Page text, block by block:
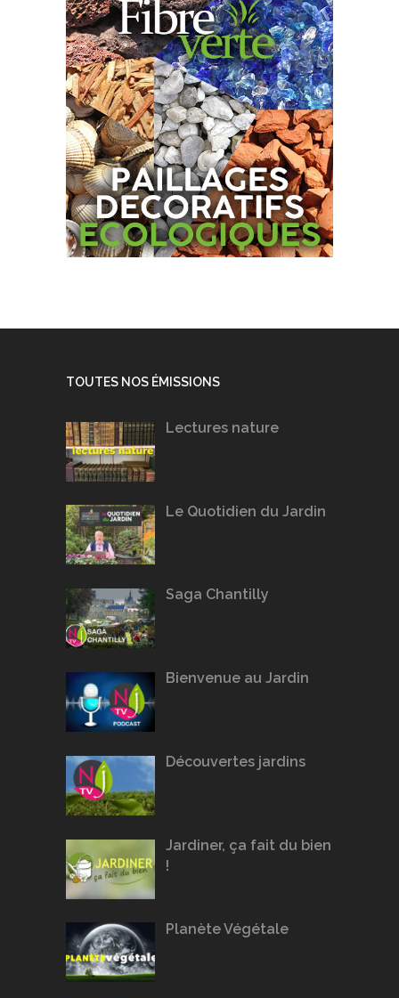
TOUTES NOS ÉMISSIONS
Lectures nature
Le Quotidien du Jardin
Saga Chantilly
Bienvenue au Jardin
Découvertes jardins
Jardiner, ça fait du bien
!
Planète Végétale